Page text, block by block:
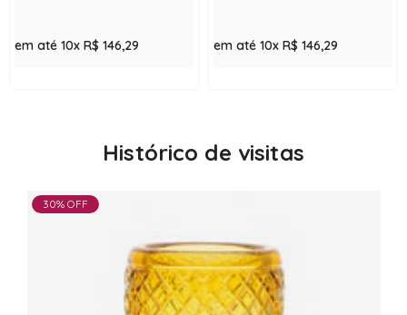
em até 10x R$ 146,29 em até 10x R$ 146,29
Histórico de visitas
30% OFF